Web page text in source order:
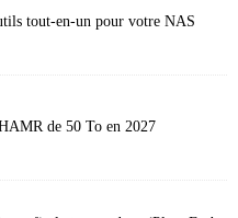
tout-en-un pour votre NAS
de 50 To en 2027